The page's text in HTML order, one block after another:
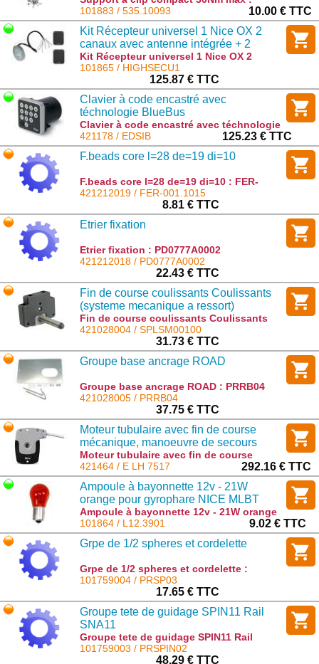
535.10093
101883 / 535.10093
10.00 € TTC
Kit Récepteur universel 1 Nice OX 2
canaux avec antenne intégrée + 2
teleco Nice MYGO4 (photo à revoir)
Kit Récepteur universel 1 Nice OX 2
canaux avec antenne intégrée + 2 teleco
Nice MYGO4 (photo à revoir) :
HIGHSECU1
101865 / HIGHSECU1
125.87 € TTC
Clavier à code encastré avec
téchnologie BlueBus
Clavier à code encastré avec téchnologie
BlueBus : EDSIB
421178 / EDSIB
125.23 € TTC
F.beads core l=28 de=19 di=10
F.beads core l=28 de=19 di=10 : FER-
001.1015
421212019 / FER-001.1015
8.81 € TTC
Etrier fixation
Etrier fixation : PD0777A0002
421212018 / PD0777A0002
22.43 € TTC
Fin de course coulissants Coulissants
(systeme mecanique a ressort)
Fin de course coulissants Coulissants
(systeme mecanique a ressort) :
421028004 / SPLSM00100
31.73 € TTC
Groupe base ancrage ROAD
Groupe base ancrage ROAD : PRRB04
421028005 / PRRB04
37.75 € TTC
Moteur tubulaire avec fin de course
mécanique, manoeuvre de secours
manuelle et câble extractible 75 Nm, 17
tr/min, 115 kg
Moteur tubulaire avec fin de course
mécanique, manoeuvre de secours
manuelle et câble extractible 75 Nm, 17
tr/min, 115 kg : E LH 7517
421464 / E LH 7517
292.16 € TTC
Ampoule à bayonnette 12v - 21W
orange pour gyrophare NICE MLBT
Ampoule à bayonnette 12v - 21W orange
pour gyrophare NICE MLBT : L12.3901
101864 / L12.3901
9.02 € TTC
Grpe de 1/2 spheres et cordelette
Grpe de 1/2 spheres et cordelette :
PRSP03
101759004 / PRSP03
17.65 € TTC
Groupe tete de guidage SPIN11 Rail
SNA11
Groupe tete de guidage SPIN11 Rail
SNA11 : PRSPIN02
101759003 / PRSPIN02
48.29 € TTC